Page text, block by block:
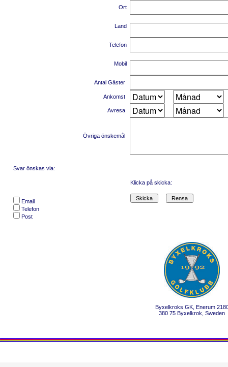
Ort
Land
Telefon
Mobil
Antal Gäster
Ankomst
Avresa
Övriga önskemål
Svar önskas via:
Klicka på skicka:
Email
Telefon
Post
Byxelkroks GK, Enerum
380 75 Byxelkrok, Sweden